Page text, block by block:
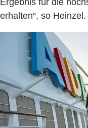
Ergebnis für die
erhalten“, so Heinzel.